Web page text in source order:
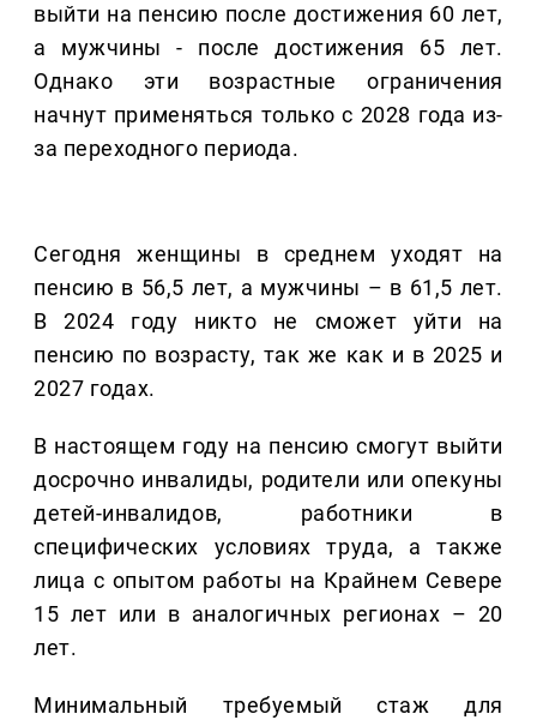
выйти на пенсию после достижения 60 лет,
а мужчины - после достижения 65 лет.
Однако эти возрастные ограничения
начнут применяться только с 2028 года из-
за переходного периода.
Сегодня женщины в среднем уходят на
пенсию в 56,5 лет, а мужчины – в 61,5 лет.
В 2024 году никто не сможет уйти на
пенсию по возрасту, так же как и в 2025 и
2027 годах.
В настоящем году на пенсию смогут выйти
досрочно инвалиды, родители или опекуны
детей-инвалидов, работники в
специфических условиях труда, а также
лица с опытом работы на Крайнем Севере
15 лет или в аналогичных регионах – 20
лет.
Минимальный требуемый стаж для